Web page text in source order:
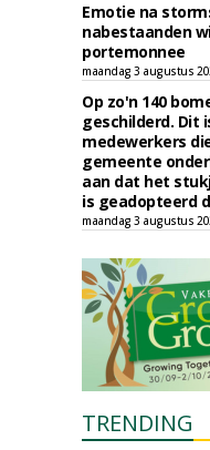
Emotie na
nabestaanden
portemonnee
maandag 3 augustus
Op zo'n 140
geschilderd. Dit
medewerkers
gemeente
aan dat het
is geadopteerd
maandag 3 augustus
TRENDING